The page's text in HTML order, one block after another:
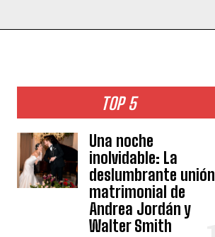
TOP 5
Una noche
inolvidable: La
deslumbrante unión
matrimonial de
Andrea Jordán y
Walter Smith